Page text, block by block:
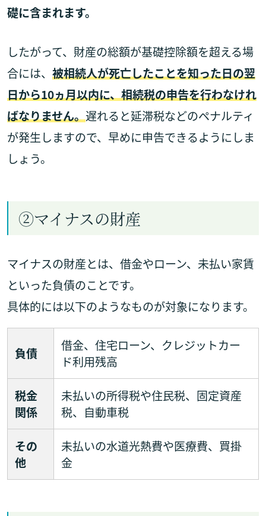
礎に含まれます。
したがって、財産の総額が基礎控除額を超える場
合には、 被相続人が死亡したことを知った日の翌
日から10ヵ月以内に、相続税の申告を行わなけれ
ばなりません。遅れると延滞税などのペナルティ
が発生しますので、早めに申告できるようにしま
しょう。
②マイナスの財産
マイナスの財産とは、借金やローン、未払い家賃
といった負債のことです。
具体的には以下のようなものが対象になります。
負債
借金、住宅ローン、クレジットカー
ド利用残高
税金
関係
未払いの所得税や住民税、固定資産
税、自動車税
その
他
未払いの水道光熱費や医療費、買掛
金